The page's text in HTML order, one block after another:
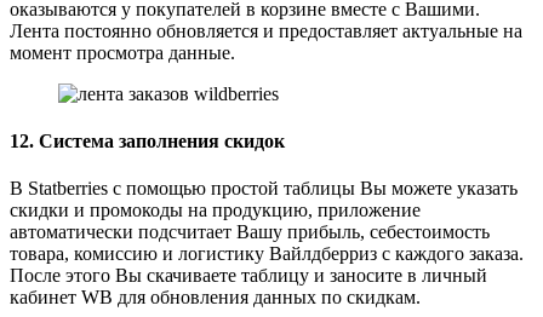
оказываются у покупателей в корзине вместе с Вашими.
Лента постоянно обновляется и предоставляет актуальные на
момент просмотра данные.
12. Система заполнения скидок
В Statberries с помощью простой таблицы Вы можете указать
скидки и промокоды на продукцию, приложение
автоматически подсчитает Вашу прибыль, себестоимость
товара, комиссию и логистику Вайлдберриз с каждого заказа.
После этого Вы скачиваете таблицу и заносите в личный
кабинет WB для обновления данных по скидкам.